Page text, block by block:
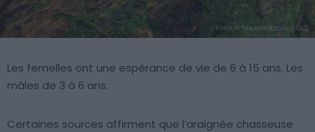
Les femelles ont une espérance de vie de 6 à 15 ans. Les
mâles de 3 à 6 ans.
Certaines sources affirment que l’araignée chasseuse